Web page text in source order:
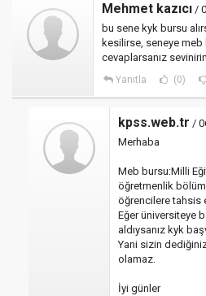
Mehmet kazıcı /
bu sene kyk bursu
kesilirse, seneye
cevaplarsanız
Yanıtla (0)
kpss.web.tr /
Merhaba
Meb bursu:Milli
öğretmenlik
öğrencilere tahsis
Eğer üniversiteye
aldıysanız kyk
Yani sizin
olamaz.
İyi günler